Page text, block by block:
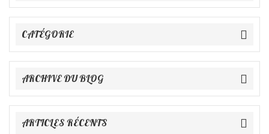
CATÉGORIE
ARCHIVE DU BLOG
ARTICLES RÉCENTS